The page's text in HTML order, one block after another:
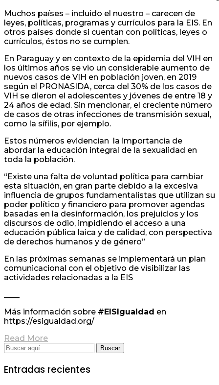
Muchos países – incluido el nuestro – carecen de
leyes, políticas, programas y currículos para la EIS. En
otros países donde si cuentan con políticas, leyes o
currículos, éstos no se cumplen.
En Paraguay y en contexto de la epidemia del VIH en
los últimos años se vio un considerable aumento de
nuevos casos de VIH en población joven, en 2019
según el PRONASIDA, cerca del 30% de los casos de
VIH se dieron el adolescentes y jóvenes de entre 18 y
24 años de edad. Sin mencionar, el creciente número
de casos de otras infecciones de transmisión sexual,
como la sífilis, por ejemplo.
Estos números evidencian la importancia de
abordar la educación integral de la sexualidad en
toda la población.
“Existe una falta de voluntad política para cambiar
esta situación, en gran parte debido a la excesiva
influencia de grupos fundamentalistas que utilizan su
poder político y financiero para promover agendas
basadas en la desinformación, los prejuicios y los
discursos de odio, impidiendo el acceso a una
educación pública laica y de calidad, con perspectiva
de derechos humanos y de género”
En las próximas semanas se implementará un plan
comunicacional con el objetivo de visibilizar las
actividades relacionadas a la EIS
____
Más información sobre #EISIgualdad en
https://esigualdad.org/
Read More
Entradas recientes